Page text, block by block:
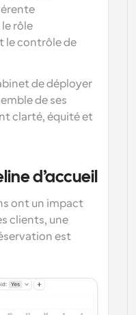
le rôle
le contrôle de
de déployer
de ses
clarté, équité et
d’accueil
ont un impact
clients, une
est